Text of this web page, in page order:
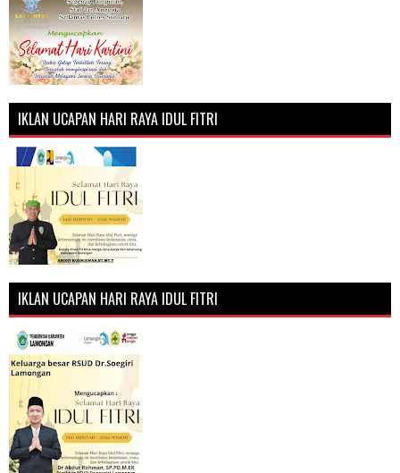
IKLAN UCAPAN HARI RAYA IDUL FITRI
IKLAN UCAPAN HARI RAYA IDUL FITRI